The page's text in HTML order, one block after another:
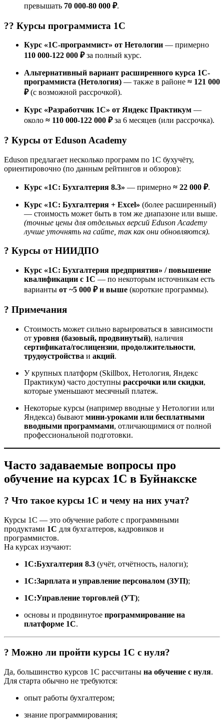
превышать 70 000-80 000 ₽.
?‍? Курсы программиста 1С
Курс «1С-программист» от Нетологии — примерно
110 000-122 000 ₽за полный курс.
Альтернативный вариант расширенного курса 1С-
программиста (Нетология) — также в районе ≈ 121 000
₽(с возможной рассрочкой).
Курс «Разработчик 1C» от Яндекс Практикум —
около ≈ 110 000-122 000 ₽за 6 месяцев (или рассрочка).
? Курсы отEduson Academy
Eduson предлагает несколько программ по 1С бухучёту,
ориентировочно (по данным рейтингов и обзоров):
Курс «1С: Бухгалтерия 8.3» — примерно ≈ 22 000 ₽.
Курс «1С: Бухгалтерия + Excel» (более расширенный)
— стоимость может быть в том же диапазоне или выше.
(точные цены для отдельных версий Eduson Academy
лучше уточнять на сайте, так как они обновляются).
? Курсы отНИИДПО
Курс «1С: Бухгалтерия предприятия» / повышение
квалификации с 1С — по некоторым источникам есть
варианты от ~5 000 ₽ и выше (короткие программы).
? Примечания
Стоимость может сильно варьироваться в зависимости
от уровня (базовый, продвинутый), наличия
сертификата/гослицензии, продолжительности,
трудоустройства и акций.
У крупных платформ (Skillbox, Нетология, Яндекс
Практикум) часто доступны рассрочки или скидки,
которые уменьшают месячный платеж.
Некоторые курсы (например вводные у Нетологии или
Яндекса) бывают мини-уроками или бесплатными
вводными программами, отличающимися от полной
профессиональной подготовки.
Часто задаваемые вопросы про
обучение на курсах 1С в Буйнакске
? Что такое курсы 1С и чему на них учат?
Курсы 1С — это обучение работе с программными
продуктами 1С для бухгалтеров, кадровиков и
программистов.
На курсах изучают:
1С:Бухгалтерия 8.3 (учёт, отчётность, налоги);
1С:Зарплата и управление персоналом (ЗУП);
1С:Управление торговлей (УТ);
основы и продвинутое программирование на
платформе 1С.
? Можно ли пройти курсы 1С с нуля?
Да, большинство курсов 1С рассчитаны на обучение с нуля.
Для старта обычно не требуются:
опыт работы бухгалтером;
знание программирования;